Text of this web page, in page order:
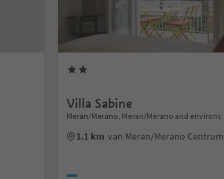
Villa Sabine
Meran/Merano, Meran/Merano and environs
1.1 km van Meran/Merano Centrum